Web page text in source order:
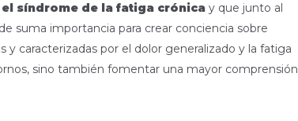
el síndrome de la fatiga crónica y que junto al
suma importancia para crear conciencia sobre
caracterizadas por el dolor generalizado y la fatiga
sino también fomentar una mayor comprensión